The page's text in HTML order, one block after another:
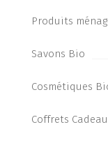
Produits
Savons Bio
Cosmétiques
Coffrets